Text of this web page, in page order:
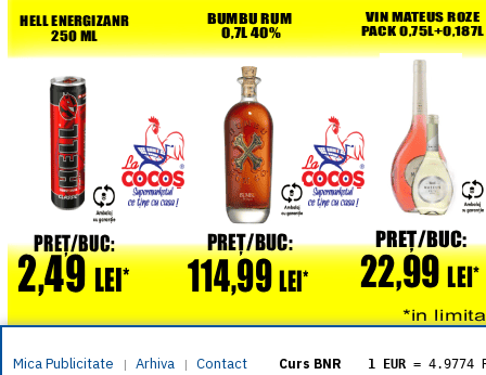
Mica Publicitate | Arhiva | Contact Curs BNR 1 EUR = 4.9774